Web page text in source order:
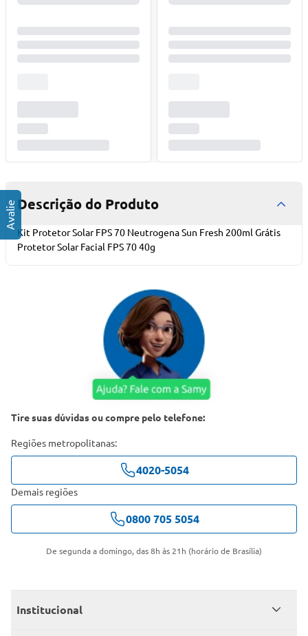
Descrição do Produto
Kit Protetor Solar FPS 70 Neutrogena Sun Fresh 200ml Grátis
Protetor Solar Facial FPS 70 40g
Tire suas dúvidas ou compre pelo telefone:
Regiões metropolitanas:
4020-5054
Demais regiões
0800 705 5054
De segunda a domingo, das 8h às 21h (horário de Brasília)
Institucional